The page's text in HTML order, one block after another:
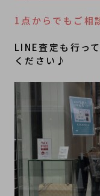
1点からでもご相
LINE査定も行っ
ください♪